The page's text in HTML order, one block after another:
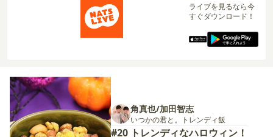
ライブを見るなら今
すぐダウンロード！
角真也/加田智志
いつかの君と。トレンディ飯
#20 トレンディなハロウィン！